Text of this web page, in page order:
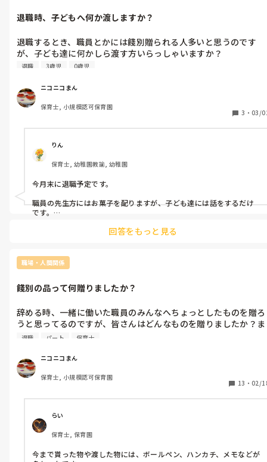
退職時、子どもへ何か渡しますか？
退職するとき、職員とかには餞別贈られる人多いと思うのです
が、子ども達に何かしら渡す方いらっしゃいますか？
退職 3歳児 0歳児
ニコニコまん
保育士, 小規模認可保育園
3 ・ 03/
りん
保育士, 幼稚園教諭, 幼稚園
今月末に退職予定です。
職員の先生方にはお菓子を配りますが、子ども達には話をするだけ
です。
回答をもっと見る
職場・人間関係
餞別の品って何贈りましたか？
辞める時、一緒に働いた職員のみんなへちょっとしたものを贈ろ
うと思ってるのですが、皆さんはどんなものを贈りましたか？ま
たもらって嬉しかったものとかありますか？
かなぁとか。贈ったことがある方はどんなものを贈ったのかな
と。教えていただけると嬉しいです😊
退職 パート 保育士
ニコニコまん
保育士, 小規模認可保育園
13 ・ 02/
らい
保育士, 保育園
今まで貰った物や渡した物には、ボールペン、ハンカチ、メモなどが